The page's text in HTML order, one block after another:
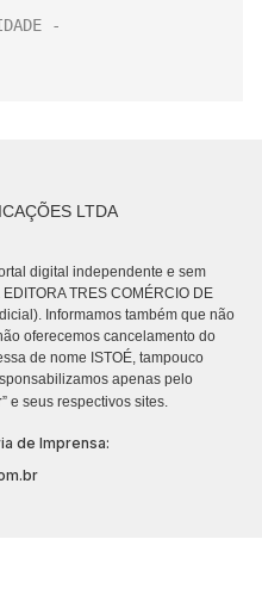
LTDA
digital independente e sem
TRES COMÉRCIO DE
Informamos também que não
oferecemos cancelamento do
de nome ISTOÉ, tampouco
apenas pelo
” e seus respectivos sites.
de Imprensa: